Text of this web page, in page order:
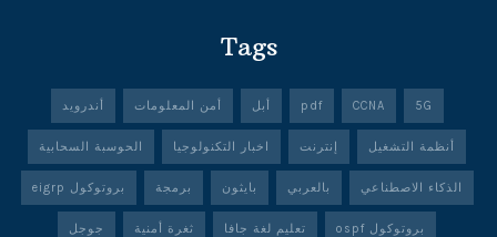
Tags
5G
CCNA
pdf أبل أمن المعلومات أندرويد
أنظمة التشغيل إنترنت اخبار التكنولوجيا الحوسبة السحابية
الذكاء الاصطناعي بالعربي بايثون برمجة بروتوكول eigrp
بروتوكول ospf تعليم لغة جافا ثغرة أمنية جوجل